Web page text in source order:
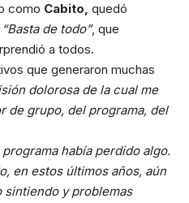
como Cabito, quedó
“Basta de todo”, que
a todos.
que generaron muchas
dolorosa de la cual me
de grupo, del programa, del
había perdido algo.
en estos últimos años, aún
sintiendo y problemas